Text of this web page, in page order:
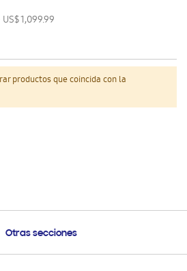
productos que coincida con la
1,099.99
Otras secciones